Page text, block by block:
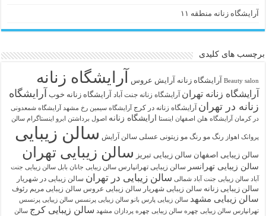
آرایشگاه زنانه منطقه ۱۱
برچسب های کلیدی
Beauty salon آرايشگاه زنانه آرایش عروس آرایشگاه زنانه
آرایشگاه زنانه تهران آرایشگاه زنانه جنت آباد آرایشگاه زنانه خوب آرایشگاه
زنانه در تهران آرایشگاه زنانه در کرج آرایشگاه سیمین رخ مشهد
آرایشگاه شمعدونی
در کرمان آرایشگاه هلن اصفهان اینستا ارایشگاه زنانه اصول برداشتن ابرو اینستاگرام سالن
پروانک اهواز رنگ مو رنگ مو زیتونی عسلی سالن آرایش سالن زیبایی
سالن زیبایی اصفهان سالن زیبایی تبریز سالن زیبایی تهران
سالن زیبایی تهرانسر سالن زیبایی تهرانپارس سالن زیبایی جانان بابل سالن زیبایی جنت
آباد سالن زیبایی جنت آباد شمالی سالن زیبایی در تهران سالن زیبایی در شهریار
سالن زیبایی زنانه سالن زیبایی شهریار سالن زیبایی عروس سالن زیبایی مریم رئوف
سالن زیبایی مشهد سالن زیبایی پارس بانو سالن زیبایی پرنسس سالن زیبایی پرنسس
تهرانپارس سالن زیبایی چهره سالن زیبایی چهره پردازان مشهد سالن زیبایی کرج سالن